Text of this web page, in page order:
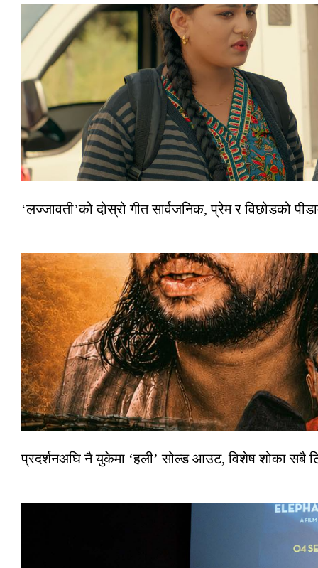
‘लज्जावती’को दोस्रो गीत सार्वजनिक, प्रेम र विछोडको
प्रदर्शनअघि नै युकेमा ‘हली’ सोल्ड आउट, विशेष शोका सबै